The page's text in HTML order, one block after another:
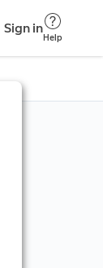
Sign in
Help